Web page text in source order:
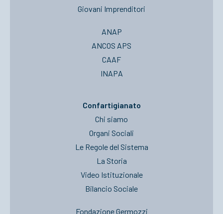
Giovani Imprenditori
ANAP
ANCOS APS
CAAF
INAPA
Confartigianato
Chi siamo
Organi Sociali
Le Regole del Sistema
La Storia
Video Istituzionale
Bilancio Sociale
Fondazione Germozzi